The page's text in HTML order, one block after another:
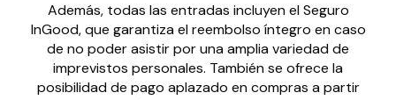
Además, todas las entradas incluyen el Seguro
InGood, que garantiza el reembolso íntegro en caso
de no poder asistir por una amplia variedad de
imprevistos personales. También se ofrece la
posibilidad de pago aplazado en compras a partir